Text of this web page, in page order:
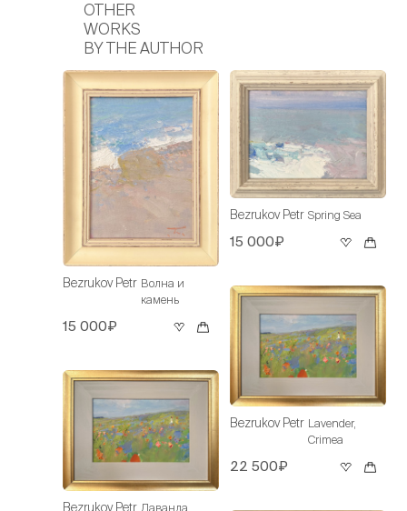
OTHER
WORKS
BY THE AUTHOR
Bezrukov Petr Волна и
камень
15 000₽
Bezrukov Petr Лаванда.
Bezrukov Petr Spring Sea
15 000₽
Bezrukov Petr Lavender,
Crimea
22 500₽